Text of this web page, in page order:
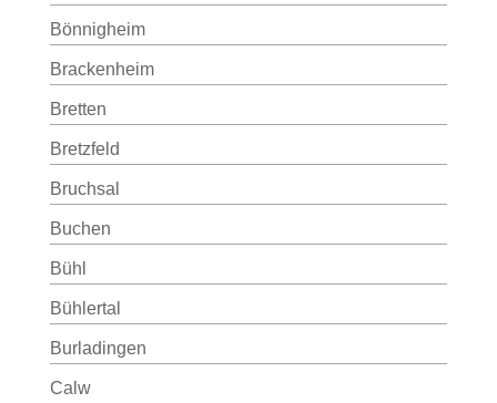
Bönnigheim
Brackenheim
Bretten
Bretzfeld
Bruchsal
Buchen
Bühl
Bühlertal
Burladingen
Calw